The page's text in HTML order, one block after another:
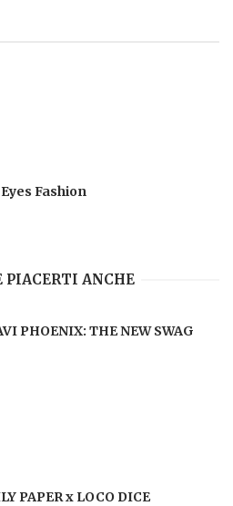
Fashion
PIACERTI ANCHE
PHOENIX: THE NEW SWAG
PAPER x LOCO DICE